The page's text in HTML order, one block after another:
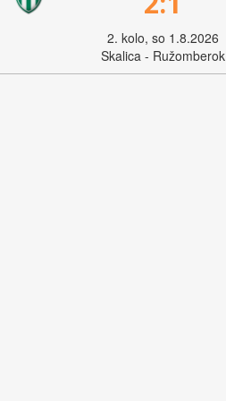
2. kolo, so 1.8.2026
Skalica - Ružomberok